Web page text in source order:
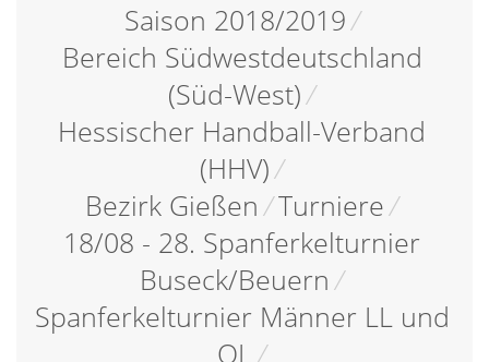
Saison 2018/2019/
Bereich Südwestdeutschland
(Süd-West)/
Hessischer Handball-Verband
(HHV)/
Bezirk Gießen /Turniere/
18/08 - 28. Spanferkelturnier
Buseck/Beuern /
Spanferkelturnier Männer LL und
OL/